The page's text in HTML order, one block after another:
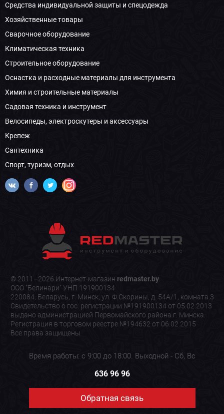
Средства индивидуальной защиты и спецодежда
Хозяйственные товары
Сварочное оборудование
Климатическая техника
Строительное оборудование
Оснастка и расходные материалы для инструмента
Химия и строительные материалы
Садовая техника и инструмент
Велосипеды, электроскутеры и аксессуары
Крепеж
Сантехника
Спорт, туризм, отдых
© 2011–2026 Интернет-магазин redmaster.by.
ООО "Белинари" УНП 191900134
220084, Беларусь, г. Минск, ул. Ф.Скорины, д. 54А/1, комната 3
Свидетельство о гос. регистрации №191900134 от 05.02.2013
выдано администрацией Первомайского района г. Минска.
Регистрация в торговом реестре №194632 от 06.02.2015
Все права защищены
Время работы: с 9:00 до 18:00. Выходной - Сб, Вс
636 96 96
Обратная связь